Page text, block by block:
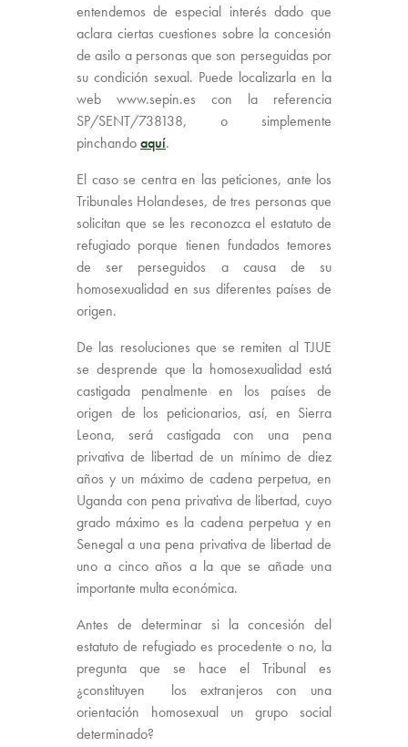
entendemos de especial interés dado que
aclara ciertas cuestiones sobre la concesión
de asilo a personas que son perseguidas por
su condición sexual. Puede localizarla en la
web www.sepin.es con la referencia
SP/SENT/738138, o simplemente
pinchandoaquí.
El caso se centra en las peticiones, ante los
Tribunales Holandeses, de tres personas que
solicitan que se les reconozca el estatuto de
refugiado porque tienen fundados temores
de ser perseguidos a causa de su
homosexualidad en sus diferentes países de
origen.
De las resoluciones que se remiten al TJUE
se desprende que la homosexualidad está
castigada penalmente en los países de
origen de los peticionarios, así, en Sierra
Leona, será castigada con una pena
privativa de libertad de un mínimo de diez
años y un máximo de cadena perpetua, en
Uganda con pena privativa de libertad, cuyo
grado máximo es la cadena perpetua y en
Senegal a una pena privativa de libertad de
uno a cinco años a la que se añade una
importante multa económica.
Antes de determinar si la concesión del
estatuto de refugiado es procedente o no, la
pregunta que se hace el Tribunal es
¿constituyen los extranjeros con una
orientación homosexual un grupo social
determinado?